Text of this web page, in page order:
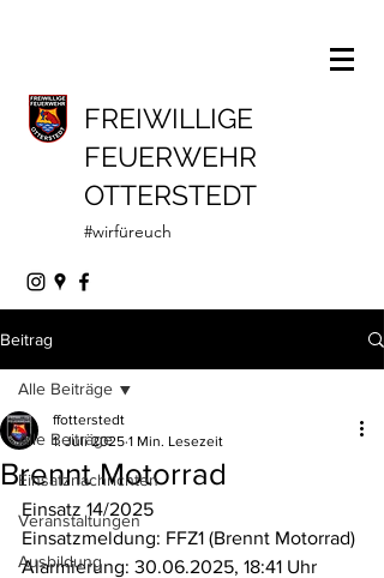
FREIWILLIGE
FEUERWEHR
OTTERSTEDT
#wirfüreuch
Beitrag
Alle Beiträge
Einsatznachrichten
Veranstaltungen
Ausbildung
Alle Beiträge
Brennt Motorrad
ffotterstedt
1. Juli 2025 1 Min. Lesezeit
Einsatz 14/2025
Einsatzmeldung: FFZ1 (Brennt Motorrad)
Alarmierung: 30.06.2025, 18:41 Uhr